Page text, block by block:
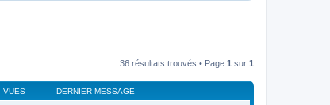
36 résultats trouvés • Page 1 sur 1
VUES DERNIER MESSAGE